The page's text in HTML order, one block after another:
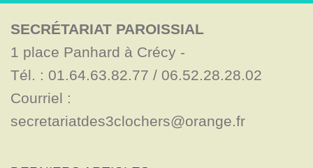
SECRÉTARIAT PAROISSIAL
1 place Panhard à Crécy -
Tél. : 01.64.63.82.77 / 06.52.28.28.02
Courriel :
secretariatdes3clochers@orange.fr